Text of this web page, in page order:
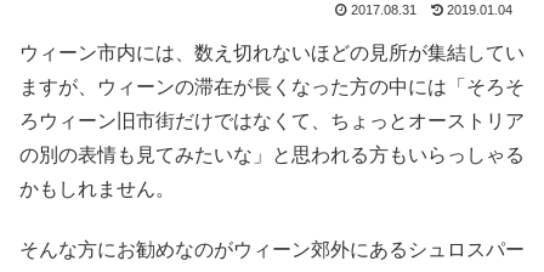
2017.08.31 2019.01.04
ウィーン市内には、数え切れないほどの見所が集結してい
ますが、ウィーンの滞在が長くなった方の中には「そろそ
ろウィーン旧市街だけではなくて、ちょっとオーストリア
の別の表情も見てみたいな」と思われる方もいらっしゃる
かもしれません。
そんな方にお勧めなのがウィーン郊外にあるシュロスパー